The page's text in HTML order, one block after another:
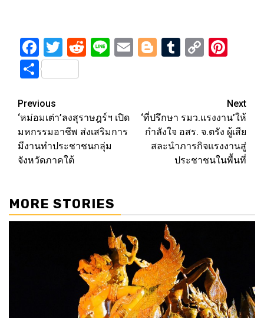
Facebook
Twitter
Reddit
LineEmailBlogger
Tumblr
Copy
Share
Post
navigation
Previous
‘หม่อมเต่า’ลงสุราษฎร์ฯ เปิด
มหกรรมอาชีพ ส่งเสริมการ
มีงานทำประชาชนกลุ่ม
จังหวัดภาคใต้
Next
‘ที่ปรึกษา รมว.แรงงาน’ให้
กำลังใจ อสร. จ.ตรัง ผู้เสีย
สละนำภารกิจแรงงานสู่
ประชาชนในพื้นที่
MORE STORIES